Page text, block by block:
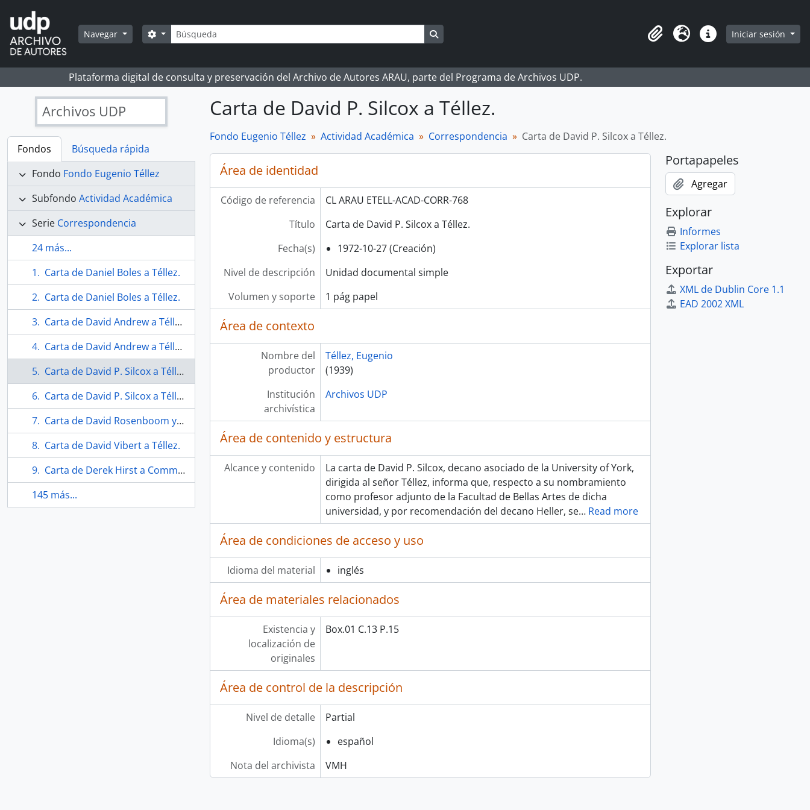
Skip to main content
Navegar Búsqueda
Search options
Portapapeles
Idioma Enlaces rápidos
Iniciar sesión
Plataforma digital de consulta y preservación del Archivo de Autores ARAU, parte del Programa de Archivos UDP.
Archivos UDP
Fondos
Búsqueda rápida
Fondo Fondo Eugenio Téllez
Subfondo Actividad Académica
Serie Correspondencia
24 más...
Carta de Daniel Boles a Téllez.
Carta de Daniel Boles a Téllez.
Carta de David Andrew a Téllez.
Carta de David Andrew a Téllez.
Carta de David P. Silcox a Téllez.
Carta de David P. Silcox a Téllez.
Carta de David Rosenboom y Darius Milhaud para Brenda Hicks.
Carta de David Vibert a Téllez.
Carta de Derek Hirst a Committee on Tenure and promition.
145 más...
Carta de David P. Silcox a Téllez.
Fondo Eugenio Téllez Actividad Académica Correspondencia Carta de David P. Silcox a Téllez.
Área de identidad
Código de referencia
CL ARAU ETELL-ACAD-CORR-768
Título
Carta de David P. Silcox a Téllez.
Fecha(s)
1972-10-27 (Creación)
Nivel de descripción
Unidad documental simple
Volumen y soporte
1 pág papel
Área de contexto
Nombre del
productor
Téllez, Eugenio
(1939)
Institución
archivística
Archivos UDP
Área de contenido y estructura
Alcance y contenido
La carta de David P. Silcox, decano asociado de la University of York,
dirigida al señor Téllez, informa que, respecto a su nombramiento
como profesor adjunto de la Facultad de Bellas Artes de dicha
universidad, y por recomendación del decano Heller, se… Read more
Área de condiciones de acceso y uso
Idioma del material inglés
Área de materiales relacionados
Existencia y
localización de
originales
Box.01 C.13 P.15
Área de control de la descripción
Nivel de detalle
Partial
Idioma(s)
español
Nota del archivista
VMH
Portapapeles
Agregar
Explorar
Informes
Explorar lista
Exportar
XML de Dublin Core 1.1
EAD 2002 XML